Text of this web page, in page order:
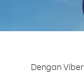
Dengan